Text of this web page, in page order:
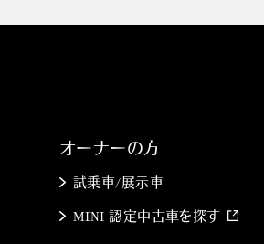
オーナーの方
試乗車/展示車
MINI 認定中古車を探す